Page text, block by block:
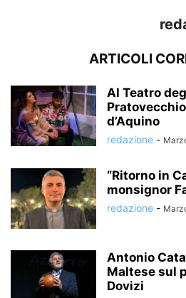
ARTICOLI
Al Teatro
d’Aquino
redazione -
“Ritorno in
monsignor
redazione -
Antonio
Maltese sul
Dovizi